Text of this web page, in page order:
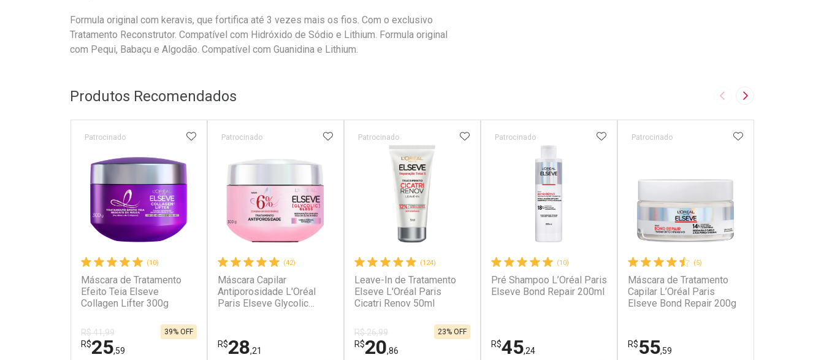
Formula original com keravis, que fortifica até 3 vezes mais os fios. Com o exclusivo
Tratamento Reconstrutor. Compatível com Hidróxido de Sódio e Lithium. Formula original
com Pequi, Babaçu e Algodão. Compatível com Guanidina e Lithium.
Produtos Recomendados Imagem Anterior
Próxima Imagem
(10)
Máscara de Tratamento
Efeito Teia Elseve
Collagen Lifter 300g
Patrocinado
R$ 41,99
R$25,59
39% OFF
ADICIONAR AOS FAVORITOS
(42)
Máscara Capilar
Antiporosidade L'Oréal
Paris Elseve Glycolic
Patrocinado
R$28,21
ADICIONAR AOS FAVORITOS
(124)
Leave-In de Tratamento
Elseve L'Oréal Paris
Cicatri Renov 50ml
Patrocinado
R$ 26,99
R$20,86
23% OFF
ADICIONAR AOS FAVORITOS
(10)
Pré Shampoo L’Oréal Paris
Elseve Bond Repair 200ml
Patrocinado
R$45,24
ADICIONAR AOS FAVORITOS
(5)
Máscara de Tratamento
Capilar L’Oréal Paris
Elseve Bond Repair 200g
Patrocinado
R$55,59
ADICIONAR AOS